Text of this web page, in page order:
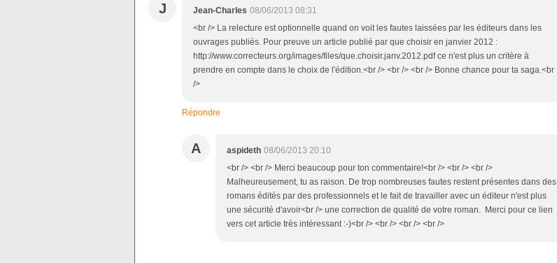
J Jean-Charles 08/06/2013 08:31
<br /> La relecture est optionnelle quand on voit les fautes laissées par les éditeurs dans les
ouvrages publiés. Pour preuve un article publié par que choisir en janvier 2012 :
http://www.correcteurs.org/images/files/que.choisir.janv.2012.pdf ce n'est plus un critère à
prendre en compte dans le choix de l'édition.<br /> <br /> <br /> Bonne chance pour ta saga.<br
/>
Répondre
A aspideth 08/06/2013 20:10
<br /> <br /> Merci beaucoup pour ton commentaire!<br /> <br /> <br />
Malheureusement, tu as raison. De trop nombreuses fautes restent présentes dans des
romans édités par des professionnels et le fait de travailler avec un éditeur n'est plus
une sécurité d'avoir<br /> une correction de qualité de votre roman. Merci pour ce lien
vers cet article très intéressant :-)<br /> <br /> <br /> <br />